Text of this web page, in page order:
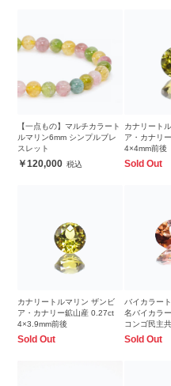
【一点もの】マルチカラート
ルマリン6mm シンプルブレ
スレット
120,000
カナリート
ア・カナリ
4×4mm前後
Sold Out
カナリートルマリン ザンビ
ア・カナリー鉱山産 0.27ct
4×3.9mm前後
Sold Out
バイカラー
名バイカラ
コンゴ民主
ソ付 8×6mm
Sold Out